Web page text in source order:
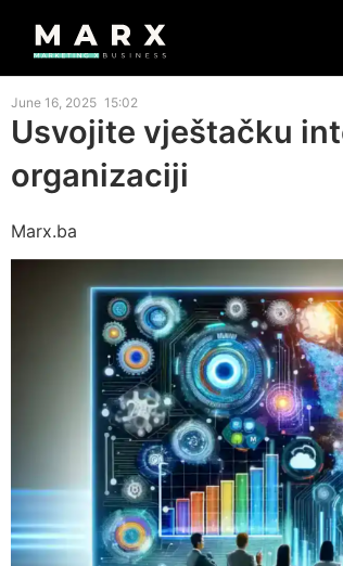
June 16, 2025 15:02
Usvojite vještačku
organizaciji
Marx.ba